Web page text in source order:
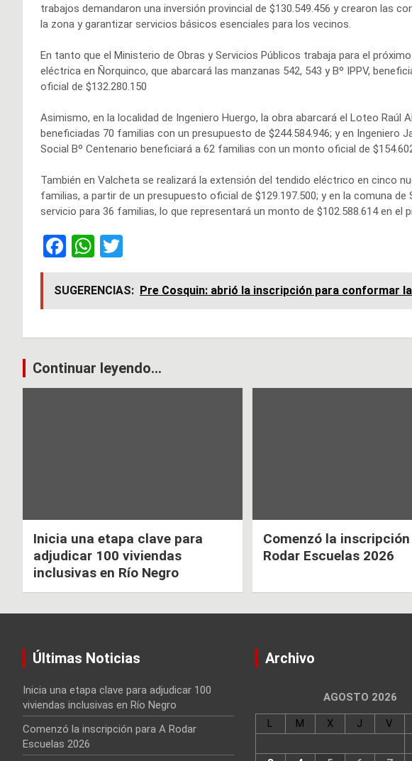
trabajos demandaron una inversión provincial de $130.549.456 y crearon las
la zona y garantizar servicios básicos esenciales para los vecinos.
En tanto que el Ministerio de Obras y Servicios Públicos trabaja para el
eléctrica en Ñorquinco, que abarcará las manzanas 542, 543 y Bº IPPV,
oficial de $132.280.150
Asimismo, en la localidad de Ingeniero Huergo, la obra abarcará el Loteo Raúl
beneficiadas 70 familias con un presupuesto de $244.584.946; y en Ingeniero
Social Bº Centenario beneficiará a 62 familias con un monto oficial de
También en Valcheta se realizará la extensión del tendido eléctrico en cinco
familias, a partir de un presupuesto oficial de $129.197.500; y en la comuna de
servicio para 36 familias, lo que representará un monto de $102.588.614 en el
F
a
ce
b
o
o
k
W
h
at
s
A
p
p
wi
tt
er
SUGERENCIAS: Pre Cosquin: abrió la inscripción para conformar
Navegación
Continuar leyendo...
Inicia una etapa clave para
adjudicar 100 viviendas
inclusivas en Río Negro
Comenzó la
Rodar Escuelas 2026
Últimas Noticias
Inicia una etapa clave para adjudicar 100
viviendas inclusivas en Río Negro
Comenzó la inscripción para A Rodar
Escuelas 2026
Archivo
AGOSTO 2026
L M X J V